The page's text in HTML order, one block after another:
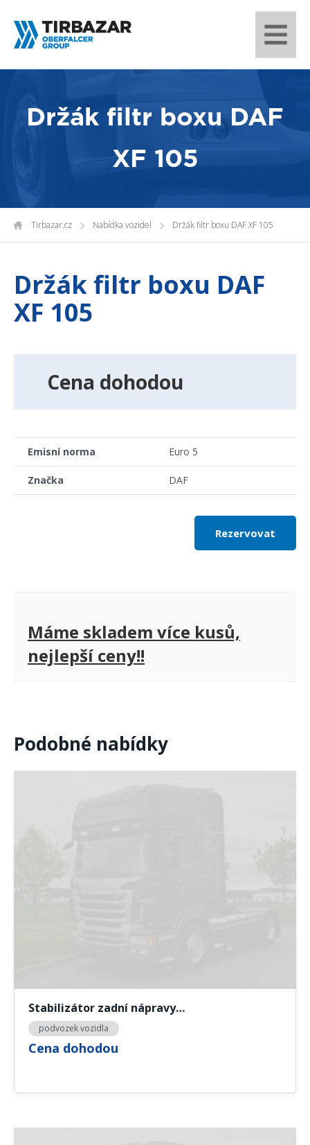
Držák filtr boxu DAF
XF 105
Tirbazar.cz Nabídka vozidel Držák filtr boxu DAF XF 105
Držák filtr boxu DAF
XF 105
Cena dohodou
Emisní norma Euro 5
Značka DAF
Rezervovat
Máme skladem více kusů,
nejlepší ceny!!
Podobné nabídky
Stabilizátor zadní nápravy…
podvozek vozidla
Cena dohodou